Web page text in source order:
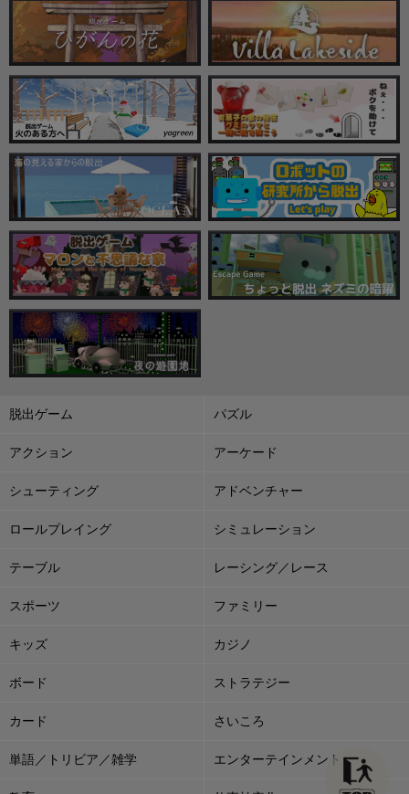
脱出ゲーム パズル
アクション アーケード
シューティング アドベンチャー
ロールプレイング シミュレーション
テーブル レーシング／レース
スポーツ ファミリー
キッズ カジノ
ボード ストラテジー
カード さいころ
単語／トリビア／雑学 エンターテインメント